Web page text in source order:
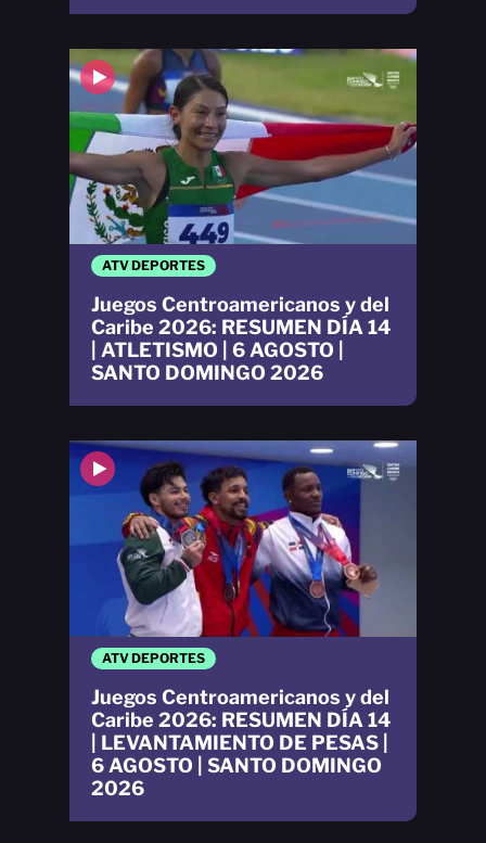
ATV DEPORTES
Juegos Centroamericanos y del
Caribe 2026: RESUMEN DÍA 14
| LEVANTAMIENTO DE PESAS |
6 AGOSTO | SANTO DOMINGO
2026
ATV DEPORTES
Juegos Centroamericanos y del
Caribe 2026: RESUMEN DÍA 14
| ATLETISMO | 6 AGOSTO |
SANTO DOMINGO 2026